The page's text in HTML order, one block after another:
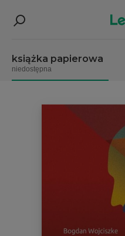
książka papierowa
niedostępna